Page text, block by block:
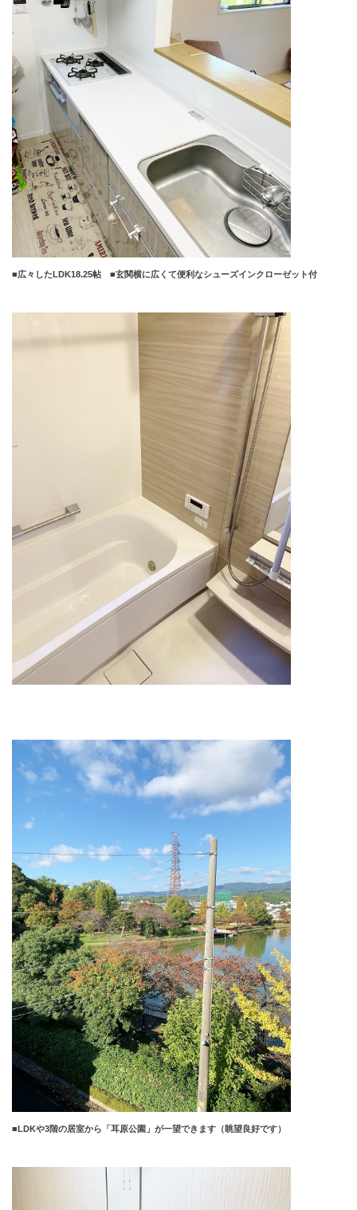
■広々した LDK18.25帖 ■玄関横に広くて便利なシューズインクローゼット付
■LDKや3階の居室から「耳原公園」が一望できます（眺望良好です）